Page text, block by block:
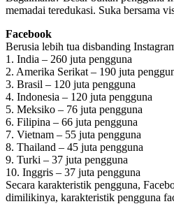
memadai teredukasi. Suka bersama
Facebook
Berusia lebih tua disbanding
1. India – 260 juta pengguna
2. Amerika Serikat – 190 juta
3. Brasil – 120 juta pengguna
4. Indonesia – 120 juta pengguna
5. Meksiko – 76 juta pengguna
6. Filipina – 66 juta pengguna
7. Vietnam – 55 juta pengguna
8. Thailand – 45 juta pengguna
9. Turki – 37 juta pengguna
10. Inggris – 37 juta pengguna
Secara karakteristik pengguna,
dimilikinya, karakteristik pengguna